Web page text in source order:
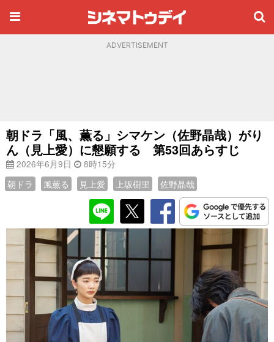
ADVERTISEMENT
朝ドラ「風、薫る」シマケン（佐野晶哉）がり
ん（見上愛）に懇願する 第53回あらすじ
2026年6月9日
8時15分
朝ドラ
風薫る 見上愛 上坂樹里 佐野晶哉